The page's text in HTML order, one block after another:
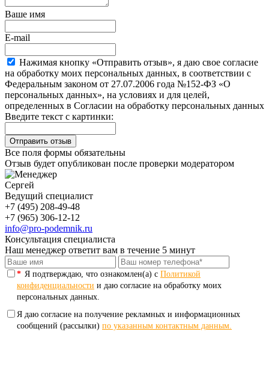
Ваше имя
E-mail
Нажимая кнопку «Отправить отзыв», я даю свое согласие
на обработку моих персональных данных, в соответствии с
Федеральным законом от 27.07.2006 года №152-ФЗ «О
персональных данных», на условиях и для целей,
определенных в Согласии на обработку персональных данных
Введите текст с картинки:
Все поля формы обязательны
Отзыв будет опубликован после проверки модератором
Сергей
Ведущий специалист
+7 (495) 208-49-48
+7 (965) 306-12-12
info@pro-podemnik.ru
Консультация специалиста
Наш менеджер ответит вам в течение 5 минут
* Я подтверждаю, что ознакомлен(а) с Политикой
конфиденциальности и даю согласие на обработку моих
персональных данных.
Я даю согласие на получение рекламных и информационных
сообщений (рассылки) по указанным контактным данным.